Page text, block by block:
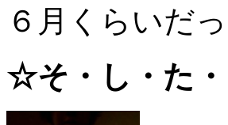
６月くらいだ
☆そ・し・た